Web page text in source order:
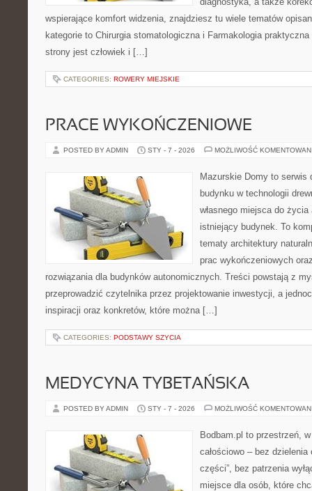
wspierające komfort widzenia, znajdziesz tu wiele tematów
kategorie to Chirurgia stomatologiczna i Farmakologia
strony jest człowiek i […]
CATEGORIES: ROWERY MIEJSKIE
PRACE WYKOŃCZENIOWE
POSTED BY ADMIN STY - 7 - 2026 MOŻLIWOŚĆ
Mazurskie Domy to serwis
budynku w technologii
własnego miejsca do
istniejący budynek. To
tematy architektury
prac wykończeniowych
rozwiązania dla budynków autonomicznych. Treści powstają z
przeprowadzić czytelnika przez projektowanie inwestycji, a
inspiracji oraz konkretów, które można […]
CATEGORIES: PODSTAWY SZYCIA
MEDYCYNA TYBETAŃSKA
POSTED BY ADMIN STY - 7 - 2026 MOŻLIWOŚĆ
Bodbam.pl to przestrzeń,
całościowo – bez dzielenia
części”, bez patrzenia
miejsce dla osób, które